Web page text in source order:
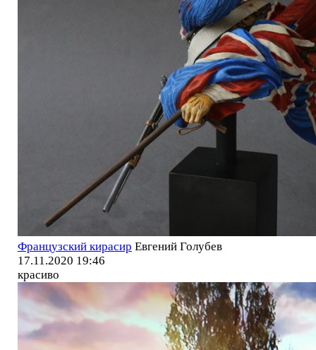
Французский кирасир Евгений Голубев
17.11.2020 19:46
красиво